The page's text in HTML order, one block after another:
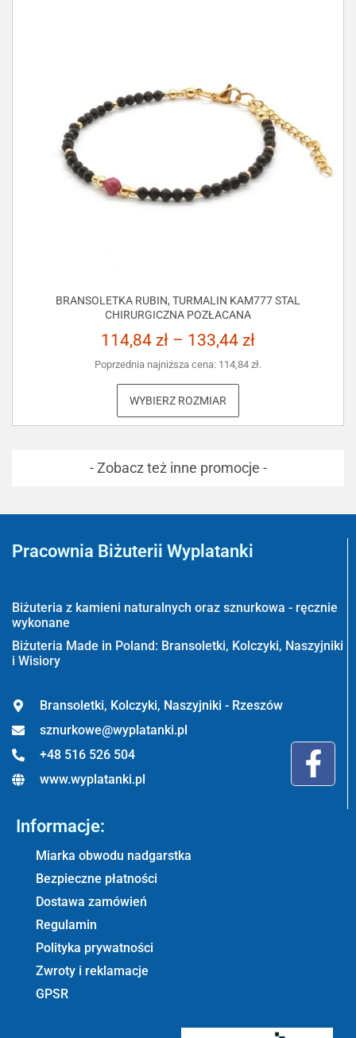
BRANSOLETKA RUBIN, TURMALIN KAM777 STAL
CHIRURGICZNA POZŁACANA
114,84 zł – 133,44 zł
Poprzednia najniższa cena: 114,84 zł.
WYBIERZ ROZMIAR
- Zobacz też inne promocje -
Pracownia Biżuterii Wyplatanki
Biżuteria z kamieni naturalnych oraz sznurkowa - ręcznie
wykonane
Biżuteria Made in Poland: Bransoletki, Kolczyki, Naszyjniki
i Wisiory
Bransoletki, Kolczyki, Naszyjniki - Rzeszów
sznurkowe@wyplatanki.pl
+48 516 526 504
www.wyplatanki.pl
Informacje:
Miarka obwodu nadgarstka
Bezpieczne płatności
Dostawa zamówień
Regulamin
Polityka prywatności
Zwroty i reklamacje
GPSR